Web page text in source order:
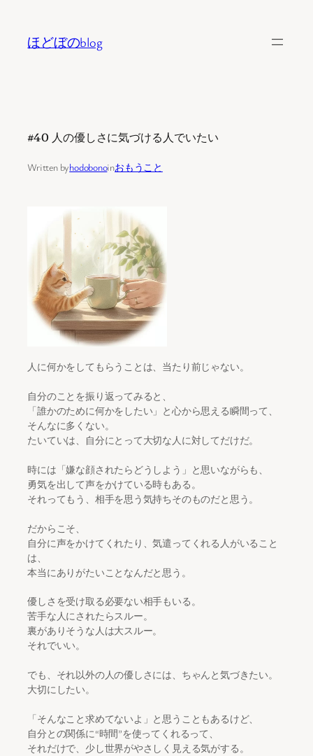
ほどぼのblog
#40 人の優しさに気づける人でいたい
Written byhodobonoinおもうこと
人に何かをしてもらうことは、当たり前じゃない。
自分のことを振り返ってみると、
「誰かのために何かをしたい」と心から思える瞬間って、
そんなに多くない。
たいていは、自分にとって大切な人に対してだけだ。
時には「嫌な顔されたらどうしよう」と思いながらも、
勇気を出して声をかけている時もある。
それってもう、相手を思う気持ちそのものだと思う。
だからこそ、
自分に声をかけてくれたり、気遣ってくれる人がいること
は、
本当にありがたいことなんだと思う。
優しさを受け取る必要ない相手もいる。
苦手な人にされたらスルー。
裏がありそうな人は大スルー。
それでいい。
でも、それ以外の人の優しさには、ちゃんと気づきたい。
大切にしたい。
「そんなこと求めてないよ」と思うこともあるけど、
自分との関係に“時間”を使ってくれるって、
それだけで、少し世界がやさしく見える気がする。